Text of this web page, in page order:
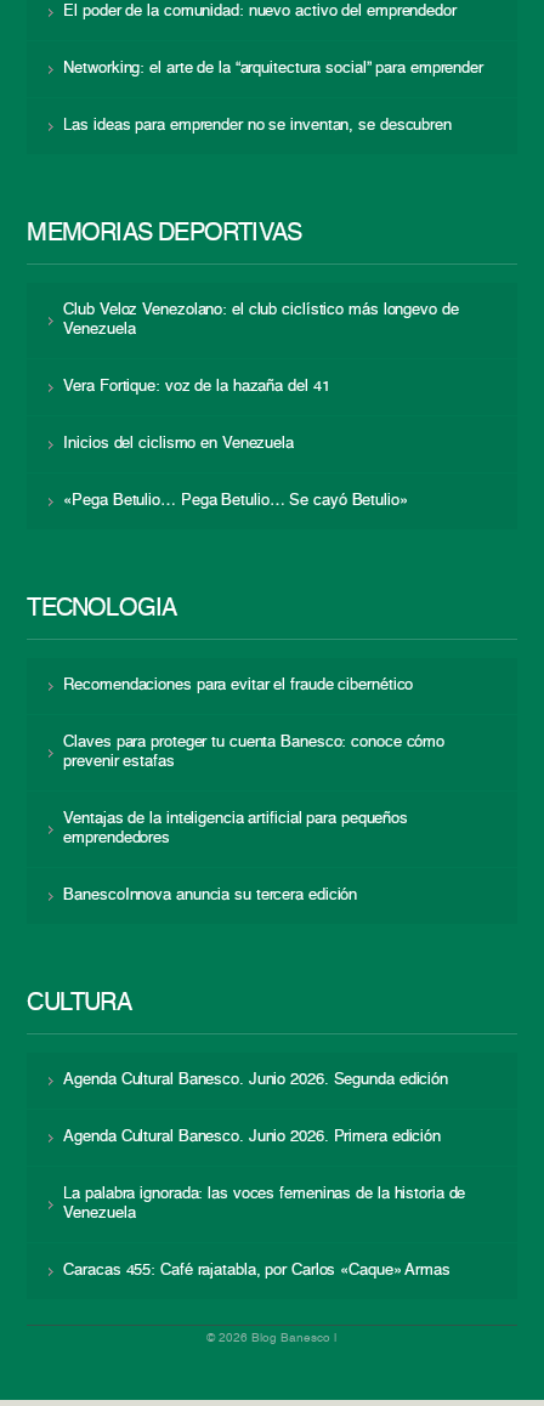
El poder de la comunidad: nuevo activo del emprendedor
Networking: el arte de la “arquitectura social” para emprender
Las ideas para emprender no se inventan, se descubren
MEMORIAS DEPORTIVAS
Club Veloz Venezolano: el club ciclístico más longevo de
Venezuela
Vera Fortique: voz de la hazaña del 41
Inicios del ciclismo en Venezuela
«Pega Betulio… Pega Betulio… Se cayó Betulio»
TECNOLOGÍA
Recomendaciones para evitar el fraude cibernético
Claves para proteger tu cuenta Banesco: conoce cómo
prevenir estafas
Ventajas de la inteligencia artificial para pequeños
emprendedores
BanescoInnova anuncia su tercera edición
CULTURA
Agenda Cultural Banesco. Junio 2026. Segunda edición
Agenda Cultural Banesco. Junio 2026. Primera edición
La palabra ignorada: las voces femeninas de la historia de
Venezuela
Caracas 455: Café rajatabla, por Carlos «Caque» Armas
© 2026 Blog Banesco |